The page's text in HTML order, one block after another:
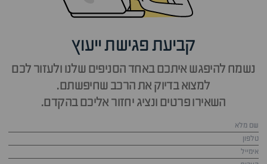
קביעת פגישת ייעוץ
נשמח להיפגש איתכם באחד הסניפים שלנו ולעזור לכם
למצוא בדיוק את הרכב שחיפשתם.
השאירו פרטים ונציג יחזור אליכם בהקדם.